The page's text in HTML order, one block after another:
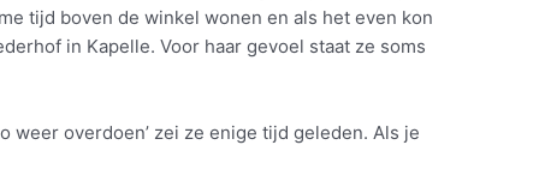
tijd boven de winkel wonen en als het even kon
in Kapelle. Voor haar gevoel staat ze soms
weer overdoen’ zei ze enige tijd geleden. Als je